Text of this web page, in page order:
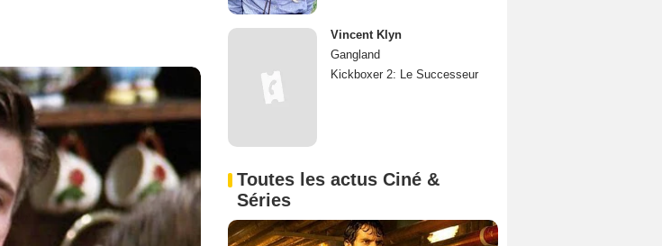
Vincent Klyn
Gangland
Kickboxer 2: Le Successeur
Toutes les actus Ciné &
Séries